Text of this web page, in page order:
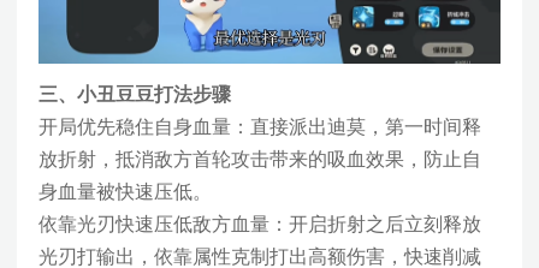
三、小丑豆豆打法步骤
开局优先稳住自身血量：直接派出迪莫，第一时间释
放折射，抵消敌方首轮攻击带来的吸血效果，防止自
身血量被快速压低。
依靠光刃快速压低敌方血量：开启折射之后立刻释放
光刃打输出，依靠属性克制打出高额伤害，快速削减